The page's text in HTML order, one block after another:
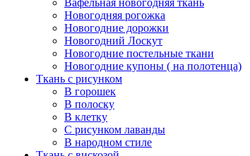
Вафельная новогодняя ткань
Новогодняя рогожка
Новогодние дорожки
Новогодний Лоскут
Новогодние постельные ткани
Новогодние купоны ( на полотенца)
Ткань с рисунком
В горошек
В полоску
В клетку
С рисунком лаванды
В народном стиле